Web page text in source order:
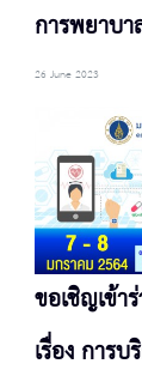
การพยาบ
26 June 2023
ขอเชิญเข้า
เรื่อง การ